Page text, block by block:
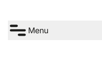
Menu